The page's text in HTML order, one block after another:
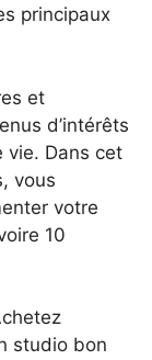
principaux
et
d’intérêts
vie. Dans cet
vous
votre
10
studio bon